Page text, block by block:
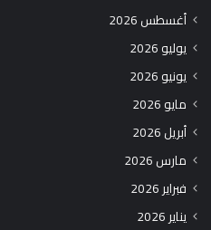
أغسطس 2026
يوليو 2026
يونيو 2026
مايو 2026
أبريل 2026
مارس 2026
فبراير 2026
يناير 2026